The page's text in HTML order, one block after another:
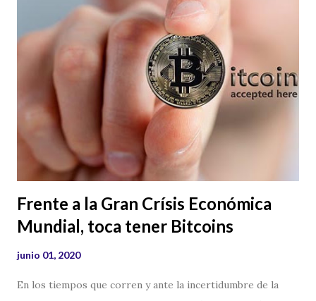
en una vivienda o en un edificio han sucedido muertes "no
naturales", se considera que la casa puede estar maldita o
que en ella hayan fantasmas o fenómenos paranormales y es
por esta razón que cuesta mucho venderlas, llegando a
descuentos de viviendas que van desde un 10% , llegando
hasta un 50 % si en el lugar han sucedido crímenes o varios
suicidios. Desde mi punto de vista los lugares acumulan
energías y si en un lugar ha sucedido algo malo, ese lugar
queda impregnado de una energía...
Frente a la Gran Crísis Económica
Mundial, toca tener Bitcoins
junio 01, 2020
En los tiempos que corren y ante la incertidumbre de la